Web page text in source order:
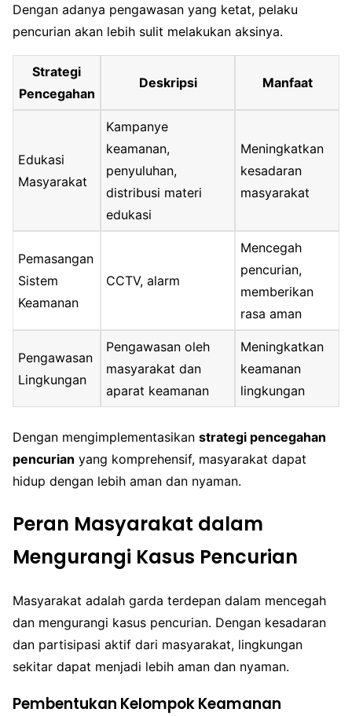
Dengan adanya pengawasan yang ketat, pelaku
pencurian akan lebih sulit melakukan aksinya.
Strategi
Pencegahan
Deskripsi Manfaat
Edukasi
Masyarakat
Kampanye
keamanan,
penyuluhan,
distribusi materi
edukasi
Meningkatkan
kesadaran
masyarakat
Pemasangan
Sistem
Keamanan
CCTV, alarm
Mencegah
pencurian,
memberikan
rasa aman
Pengawasan
Lingkungan
Pengawasan oleh
masyarakat dan
aparat keamanan
Meningkatkan
keamanan
lingkungan
Dengan mengimplementasikan strategi pencegahan
pencurian yang komprehensif, masyarakat dapat
hidup dengan lebih aman dan nyaman.
Peran Masyarakat dalam
Mengurangi Kasus Pencurian
Masyarakat adalah garda terdepan dalam mencegah
dan mengurangi kasus pencurian. Dengan kesadaran
dan partisipasi aktif dari masyarakat, lingkungan
sekitar dapat menjadi lebih aman dan nyaman.
Pembentukan Kelompok Keamanan